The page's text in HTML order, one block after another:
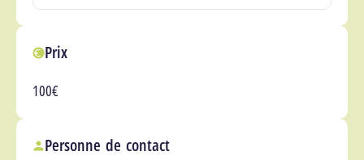
Prix
100€
Personne de contact